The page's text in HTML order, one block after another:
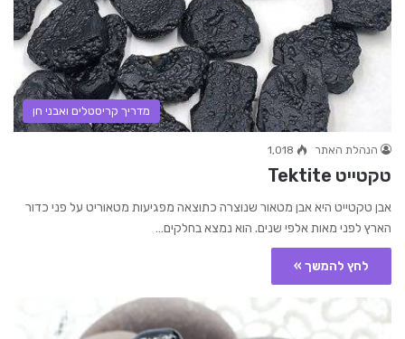
מדריך קריסטלים ואבני חן
הנהלת האתר 1,018
טקטייט Tektite
אבן טקטייט היא אבן מטאור שנוצרה כתוצאה מפגיעות מטאוריט על פני כדור
הארץ לפני מאות אלפי שנים. הוא נמצא בחלקים…
לחץ להמשך »